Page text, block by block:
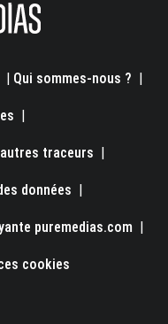
| Qui sommes-nous ? |
|
traceurs |
données |
puremedias.com |
cookies